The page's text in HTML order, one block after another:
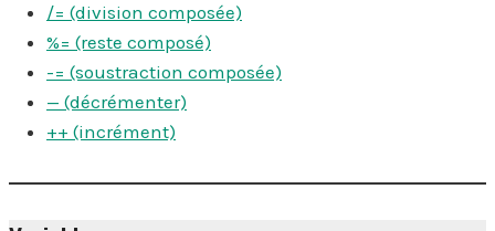
/= (division composée)
%= (reste composé)
-= (soustraction composée)
— (décrémenter)
++ (incrément)